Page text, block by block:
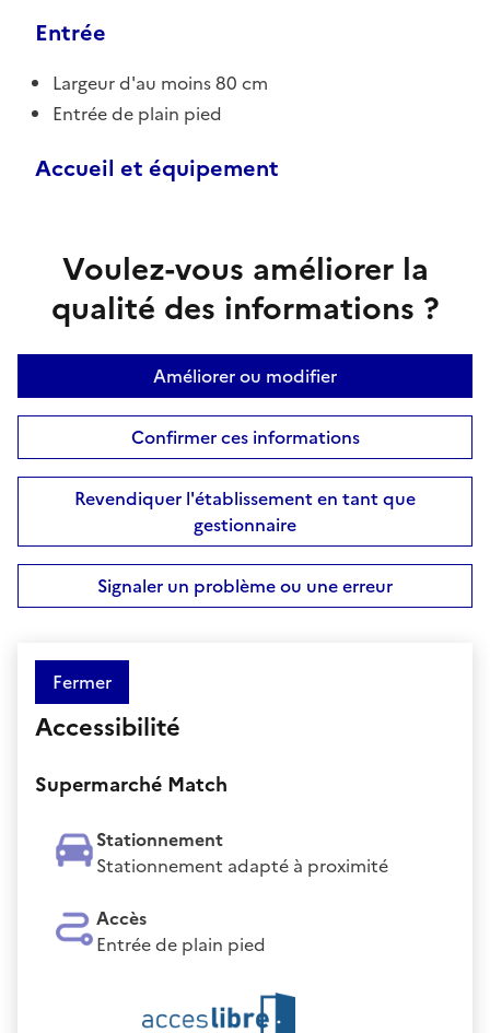
Entrée
Largeur d'au moins 80 cm
Entrée de plain pied
Accueil et équipement
Voulez-vous améliorer la
qualité des informations ?
Améliorer ou modifier
Confirmer ces informations
Revendiquer l'établissement en tant que
gestionnaire
Signaler un problème ou une erreur
Fermer
Accessibilité
Supermarché Match
Stationnement
Stationnement adapté à proximité
Accès
Entrée de plain pied